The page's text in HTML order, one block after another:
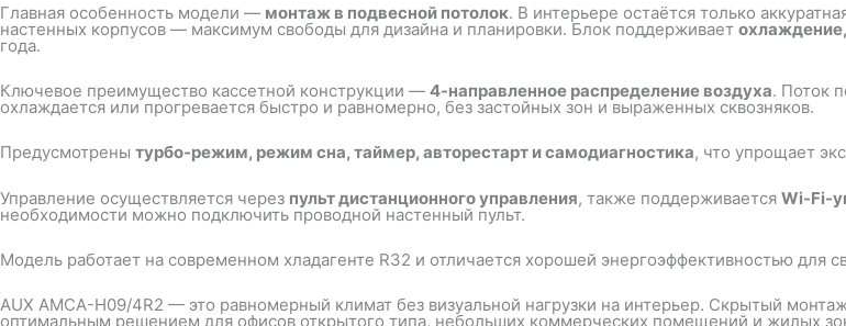
Главная особенность модели — монтаж в подвесной потолок. В интерьере остаётся только
настенных корпусов — максимум свободы для дизайна и планировки. Блок поддерживает
года.
Ключевое преимущество кассетной конструкции — 4-направленное распределение воздуха. Поток
охлаждается или прогревается быстро и равномерно, без застойных зон и выраженных сквозняков.
Предусмотрены турбо-режим, режим сна, таймер, авторестарт и самодиагностика, что упрощает
Управление осуществляется через пульт дистанционного управления, также поддерживается Wi-Fi-
необходимости можно подключить проводной настенный пульт.
Модель работает на современном хладагенте R32 и отличается хорошей энергоэффективностью для
AUX AMCA-H09/4R2 — это равномерный климат без визуальной нагрузки на интерьер. Скрытый
оптимальным решением для офисов открытого типа, небольших коммерческих помещений и жилых